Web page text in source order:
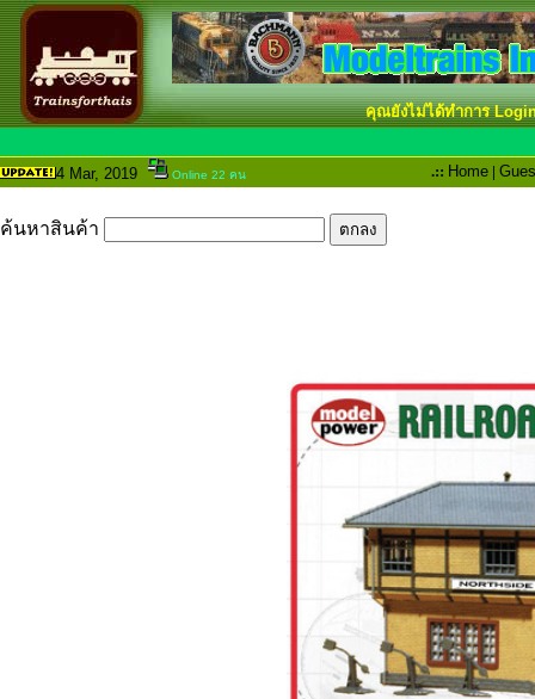
คุณยังไม่ได้ทำการ
4 Mar, 2019 Online 22 คน .:: Home |
ค้นหาสินค้า